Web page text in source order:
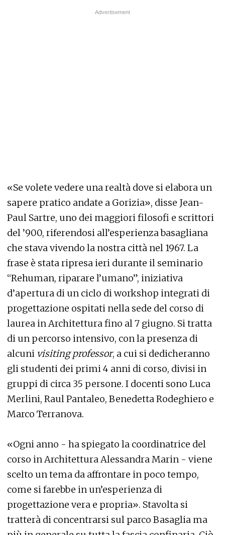
«Se volete vedere una realtà dove si elabora un
sapere pratico andate a Gorizia», disse Jean-
Paul Sartre, uno dei maggiori filosofi e scrittori
del ’900, riferendosi all’esperienza basagliana
che stava vivendo la nostra città nel 1967. La
frase è stata ripresa ieri durante il seminario
“Rehuman, riparare l’umano”, iniziativa
d’apertura di un ciclo di workshop integrati di
progettazione ospitati nella sede del corso di
laurea in Architettura fino al 7 giugno. Si tratta
di un percorso intensivo, con la presenza di
alcuni visiting professor, a cui si dedicheranno
gli studenti dei primi 4 anni di corso, divisi in
gruppi di circa 35 persone. I docenti sono Luca
Merlini, Raul Pantaleo, Benedetta Rodeghiero e
Marco Terranova.
«Ogni anno - ha spiegato la coordinatrice del
corso in Architettura Alessandra Marin - viene
scelto un tema da affrontare in poco tempo,
come si farebbe in un’esperienza di
progettazione vera e propria». Stavolta si
tratterà di concentrarsi sul parco Basaglia ma